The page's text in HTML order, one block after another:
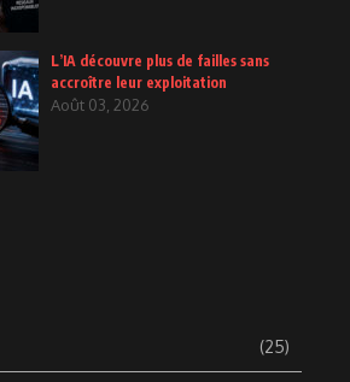
L’IA découvre plus de failles sans
accroître leur exploitation
Août 03, 2026
(25)